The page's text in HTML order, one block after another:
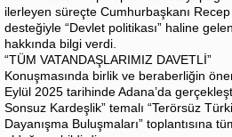
ilerleyen süreçte Cumhurbaşkanı Recep
desteğiyle “Devlet politikası” haline
hakkında bilgi verdi.
“TÜM VATANDAŞLARIMIZ DAVETLİ”
Konuşmasında birlik ve beraberliğin
Eylül 2025 tarihinde Adana’da
Sonsuz Kardeşlik” temalı “Terörsüz
Dayanışma Buluşmaları” toplantısına